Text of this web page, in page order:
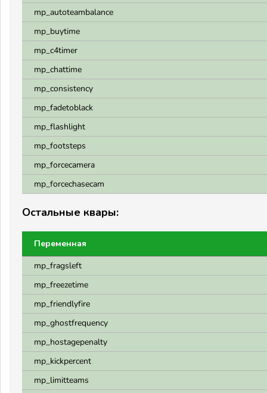
mp_autoteambalance
mp_buytime
mp_c4timer
mp_chattime
mp_consistency
mp_fadetoblack
mp_flashlight
mp_footsteps
mp_forcecamera
mp_forcechasecam
Остальные квары:
Переменная
mp_fragsleft
mp_freezetime
mp_friendlyfire
mp_ghostfrequency
mp_hostagepenalty
mp_kickpercent
mp_limitteams